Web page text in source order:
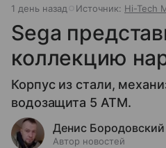
1 день назад Источник: Hi-Tech
Sega
коллекцию
Корпус из стали,
водозащита 5 ATM.
Денис Бородовский
Автор новостей